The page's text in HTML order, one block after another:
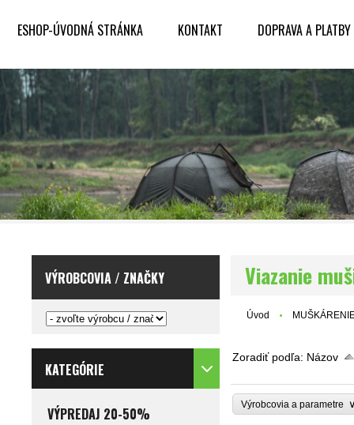
ESHOP-ÚVODNÁ STRÁNKA KONTAKT DOPRAVA A PLATBY
VÝROBCOVIA / ZNAČKY
KATEGÓRIE
VÝPREDAJ 20-50%
Viazanie
Úvod
Zoradiť podľa: Názov
Výrobcovia a parametre